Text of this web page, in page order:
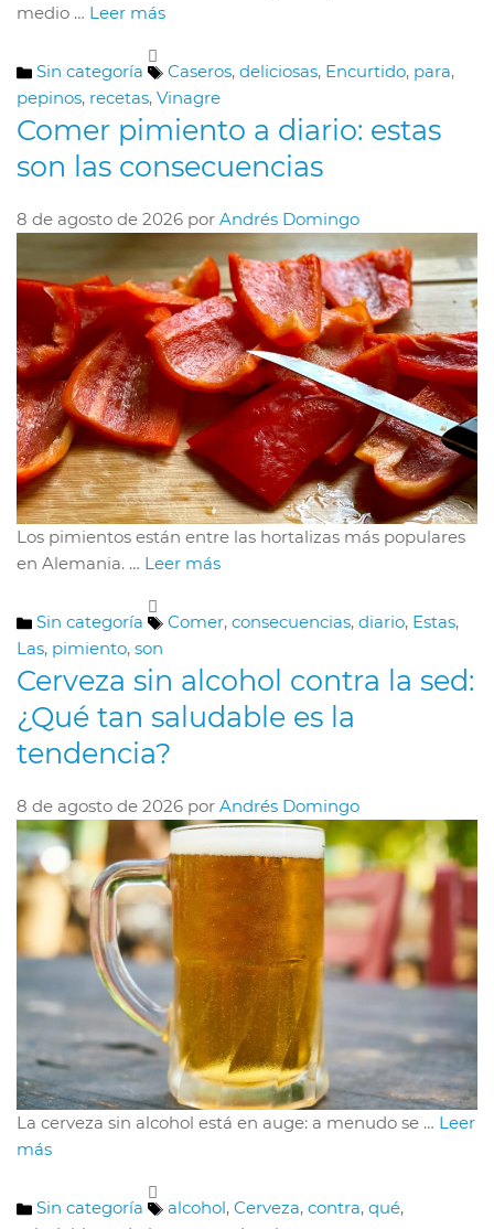
medio … Leer más
Categorías
Sin categoría
Etiquetas
Caseros, deliciosas, Encurtido, para,
pepinos, recetas, Vinagre
Comer pimiento a diario: estas
son las consecuencias
8 de agosto de 2026 por Andrés Domingo
Los pimientos están entre las hortalizas más populares
en Alemania. … Leer más
Sin categoría Comer, consecuencias, diario, Estas,
Las, pimiento, son
Cerveza sin alcohol contra la sed:
¿Qué tan saludable es la
tendencia?
8 de agosto de 2026 por Andrés Domingo
La cerveza sin alcohol está en auge: a menudo se … Leer
más
Categorías
Sin categoría
Etiquetas
alcohol, Cerveza, contra, qué,